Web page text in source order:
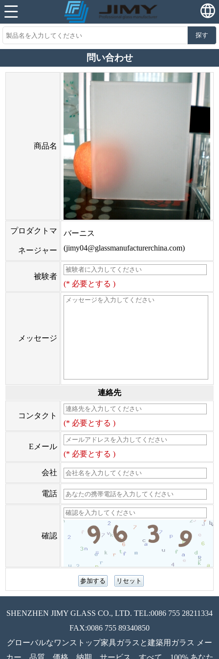
探す
問い合わせ
商品名
プロダクトマ
ネージャー
バーニス
(jimy04@glassmanufacturerchina.com)
被験者
(* 必要とする )
メッセージ
連絡先
コンタクト
(* 必要とする )
Eメール
(* 必要とする )
会社
電話
確認
SHENZHEN JIMY GLASS CO., LTD. TEL:0086 755 28211334
FAX:0086 755 89340850
グローバルなワンストップ家具ガラスと建築用ガラス メー
カー、品質、価格、納期、サービス、すべて、100% あなた